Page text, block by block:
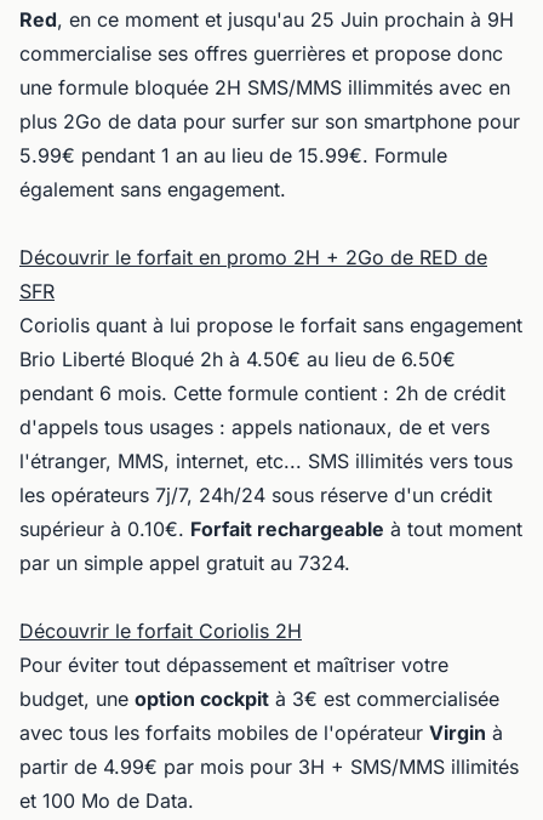
Red, en ce moment et jusqu'au 25 Juin prochain à 9H
commercialise ses offres guerrières et propose donc
une formule bloquée 2H SMS/MMS illimmités avec en
plus 2Go de data pour surfer sur son smartphone pour
5.99€ pendant 1 an au lieu de 15.99€. Formule
également sans engagement.
Découvrir le forfait en promo 2H + 2Go de RED de
SFR
Coriolis quant à lui propose le forfait sans engagement
Brio Liberté Bloqué 2h à 4.50€ au lieu de 6.50€
pendant 6 mois. Cette formule contient : 2h de crédit
d'appels tous usages : appels nationaux, de et vers
l'étranger, MMS, internet, etc... SMS illimités vers tous
les opérateurs 7j/7, 24h/24 sous réserve d'un crédit
supérieur à 0.10€. Forfait rechargeable à tout moment
par un simple appel gratuit au 7324.
Découvrir le forfait Coriolis 2H
Pour éviter tout dépassement et maîtriser votre
budget, une option cockpit à 3€ est commercialisée
avec tous les forfaits mobiles de l'opérateur Virgin à
partir de 4.99€ par mois pour 3H + SMS/MMS illimités
et 100 Mo de Data.